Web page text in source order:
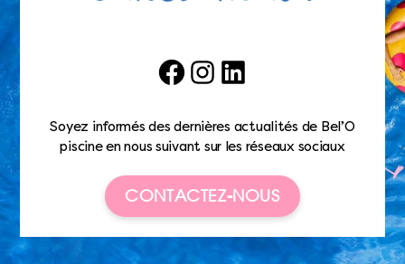
FacebookInstagramLinkedIn
Soyez informés des dernières actualités de Bel’O
piscine en nous suivant sur les réseaux sociaux
CONTACTEZ-NOUS